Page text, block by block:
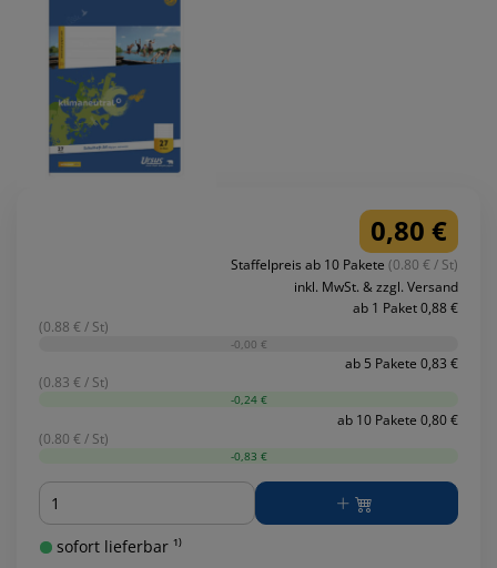
0,80 €
Staffelpreis ab 10 Pakete (0.80 € / St)
inkl. MwSt. & zzgl. Versand
ab 1 Paket 0,88 €
(0.88 € / St)
-0,00 €
ab 5 Pakete 0,83 €
(0.83 € / St)
-0,24 €
ab 10 Pakete 0,80 €
(0.80 € / St)
-0,83 €
Menge
sofort lieferbar ¹⁾